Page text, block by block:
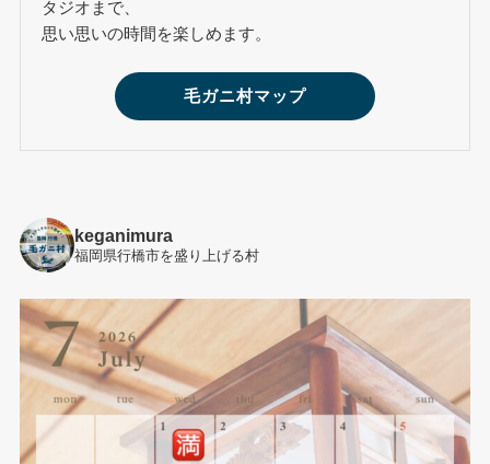
タジオまで、
思い思いの時間を楽しめます。
毛ガニ村マップ
keganimura
福岡県行橋市を盛り上げる村